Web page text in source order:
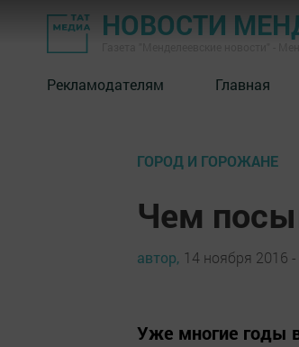
НОВОСТИ
Рекламодателям Главная
ГОРОД И ГОРОЖАНЕ
Чем
автор, 14 ноября 2016 -
Уже многие годы в